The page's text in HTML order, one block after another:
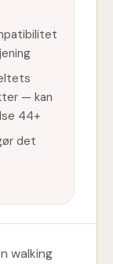
— kan
44+
det
walking